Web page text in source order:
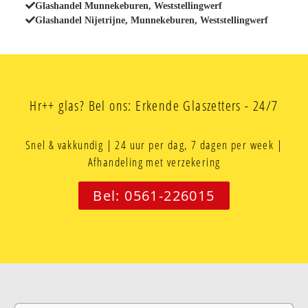
Glashandel Munnekeburen, Weststellingwerf
Glashandel Nijetrijne, Munnekeburen, Weststellingwerf
Hr++ glas? Bel ons: Erkende Glaszetters - 24/7
Snel & vakkundig | 24 uur per dag, 7 dagen per week |
Afhandeling met verzekering
Bel: 0561-226015